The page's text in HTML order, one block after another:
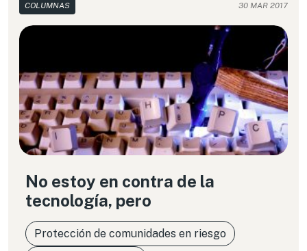
COLUMNAS 30 MAR 2017
No estoy en contra de la
tecnología, pero
Protección de comunidades en riesgo